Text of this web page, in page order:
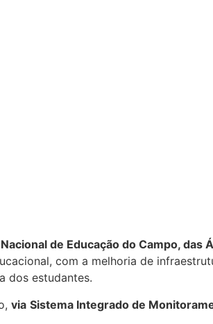
de Educação do Campo, das
com a melhoria de
dos estudantes.
via Sistema Integrado de